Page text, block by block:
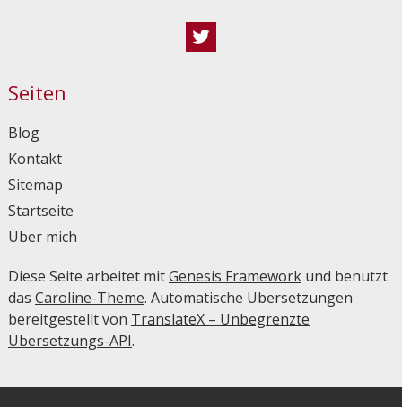
Seiten
Blog
Kontakt
Sitemap
Startseite
Über mich
Diese Seite arbeitet mitGenesis Frameworkund benutzt
das Caroline-Theme. Automatische Übersetzungen
bereitgestellt von TranslateX – Unbegrenzte
Übersetzungs-API.